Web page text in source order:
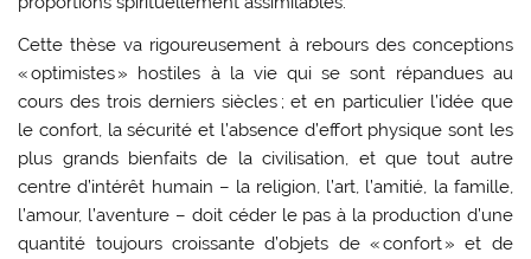
Cette thèse va rigoureusement à rebours des conceptions
« optimistes » hostiles à la vie qui se sont répandues au
cours des trois derniers siècles ; et en particulier l’idée que
le confort, la sécurité et l’absence d’effort physique sont les
plus grands bienfaits de la civilisation, et que tout autre
centre d’intérêt humain – la religion, l’art, l’amitié, la famille,
l’amour, l’aventure – doit céder le pas à la production d’une
quantité toujours croissante d’objets de « confort » et de